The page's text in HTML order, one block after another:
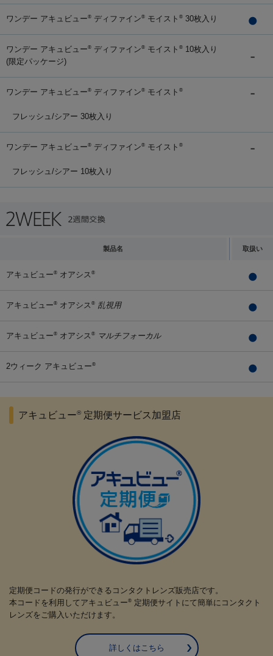
ワンデー アキュビュー® ディファイン® モイスト ® 30枚入り
ワンデー アキュビュー® ディファイン® モイスト ® 10枚入り
(限定パッケージ)
ワンデー アキュビュー® ディファイン® モイスト ®
フレッシュ/シアー 30枚入り
ワンデー アキュビュー® ディファイン® モイスト ®
フレッシュ/シアー 10枚入り
製品名 取扱い
アキュビュー® オアシス ®
アキュビュー® オアシス ® 乱視用
アキュビュー® オアシス ® マルチフォーカル
2ウィーク アキュビュー®
アキュビュー® 定期便サービス加盟店
定期便コードの発行ができるコンタクトレンズ販売店です。
本コードを利用してアキュビュー® 定期便サイトにて簡単にコンタクト
レンズをご購入いただけます。
詳しくはこちら